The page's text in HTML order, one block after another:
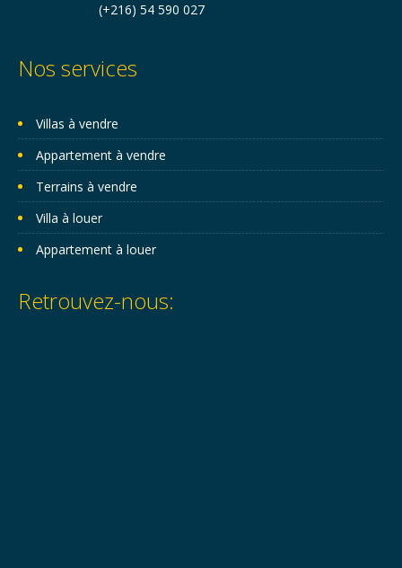
(+216) 54 590 027
Nos services
Villas à vendre
Appartement à vendre
Terrains à vendre
Villa à louer
Appartement à louer
Retrouvez-nous: